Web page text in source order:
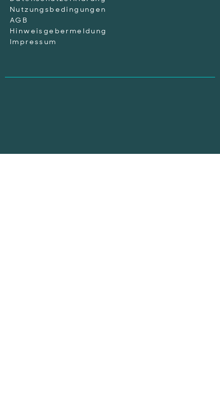
Nutzungsbedingungen
AGB
Hinweisgebermeldung
Impressum